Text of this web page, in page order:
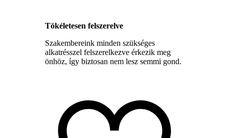
Tökéletesen felszerelve
Szakembereink minden szükséges
alkatrésszel felszerelkezve érkezik meg
önhöz, így biztosan nem lesz semmi gond.